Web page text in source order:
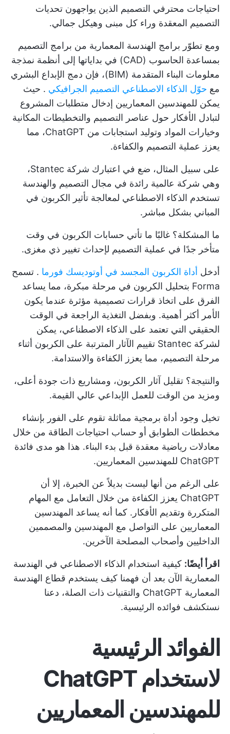
احتياجات محترفي التصميم الذين يواجهون تحديات
التصميم المعقدة وراء كل مبنى وهيكل جمالي.
ومع تطوّر برامج الهندسة المعمارية من برامج التصميم
بمساعدة الحاسوب (CAD) في بداياتها إلى أنظمة نمذجة
معلومات البناء المتقدمة (BIM)، فإن دمج الإبداع البشري
مع حوّل الذكاء الاصطناعي التصميم الجرافيكي . حيث
يمكن للمهندسين المعماريين إدخال متطلبات المشروع
لتبادل الأفكار حول عناصر التصميم والتخطيطات المكانية
وخيارات المواد وتوليد استجابات من ChatGPT، مما
يعزز عملية التصميم والكفاءة.
على سبيل المثال، ضع في اعتبارك شركة Stantec،
وهي شركة عالمية رائدة في مجال التصميم والهندسة
تستخدم الذكاء الاصطناعي لمعالجة تأثير الكربون في
المباني بشكل مباشر.
ما المشكلة؟ غالبًا ما تأتي حسابات الكربون في وقت
متأخر جدًا في عملية التصميم لإحداث تغيير ذي مغزى.
أدخل أداة الكربون المجسد في أوتوديسك فورما . تسمح
Forma بتحليل الكربون في مرحلة مبكرة، مما يساعد
الفرق على اتخاذ قرارات تصميمية مؤثرة عندما يكون
الأمر أكثر أهمية. وبفضل التغذية الراجعة في الوقت
الحقيقي التي تعتمد على الذكاء الاصطناعي، يمكن
لشركة Stantec تقييم الآثار المترتبة على الكربون أثناء
مرحلة التصميم، مما يعزز الكفاءة والاستدامة.
والنتيجة؟ تقليل آثار الكربون، ومشاريع ذات جودة أعلى،
ومزيد من الوقت للعمل الإبداعي عالي القيمة.
تخيل وجود أداة برمجية مماثلة تقوم على الفور بإنشاء
مخططات الطوابق أو حساب احتياجات الطاقة من خلال
معادلات رياضية معقدة قبل بدء البناء. هذا هو مدى فائدة
ChatGPT للمهندسين المعماريين.
على الرغم من أنها ليست بديلاً عن الخبرة، إلا أن
ChatGPT يعزز الكفاءة من خلال التعامل مع المهام
المتكررة وتقديم الأفكار. كما أنه يساعد المهندسين
المعماريين على التواصل مع المهندسين والمصممين
الداخليين وأصحاب المصلحة الآخرين.
اقرأ أيضًا: كيفية استخدام الذكاء الاصطناعي في الهندسة
المعمارية الآن بعد أن فهمنا كيف يستخدم قطاع الهندسة
المعمارية ChatGPT والتقنيات ذات الصلة، دعنا
نستكشف فوائده الرئيسية.
الفوائد الرئيسية
لاستخدام ChatGPT
للمهندسين المعماريين